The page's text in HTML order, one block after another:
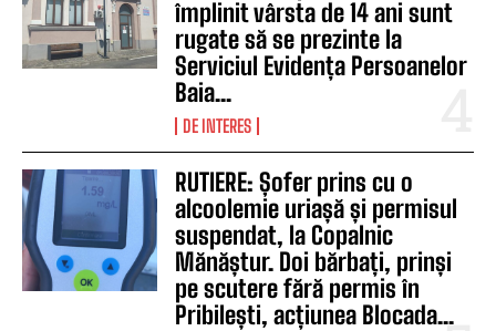
împlinit vârsta de 14 ani sunt
rugate să se prezinte la
Serviciul Evidența Persoanelor
Baia...
DE INTERES
RUTIERE: Șofer prins cu o
alcoolemie uriașă și permisul
suspendat, la Copalnic
Mănăștur. Doi bărbați, prinși
pe scutere fără permis în
Pribilești, acțiunea Blocada...